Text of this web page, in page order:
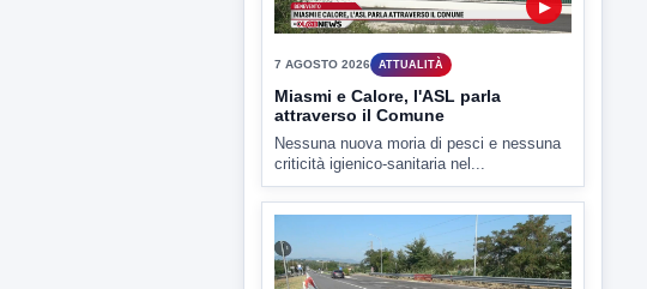
Miasmi e Calore, l'ASL parla
attraverso il Comune
Nessuna nuova moria di pesci e nessuna
criticità igienico-sanitaria nel...